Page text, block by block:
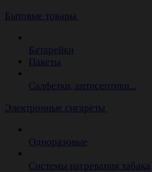
Бытовые товары
Батарейки
Пакеты
Салфетки, антисептики...
Электронные сигареты
Одноразовые
Системы нагревания табака